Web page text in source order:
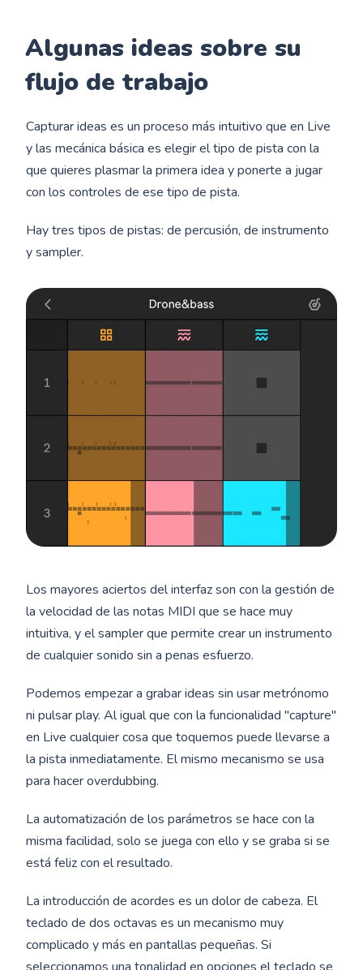
Algunas ideas sobre su
flujo de trabajo
Capturar ideas es un proceso más intuitivo que en Live
y las mecánica básica es elegir el tipo de pista con la
que quieres plasmar la primera idea y ponerte a jugar
con los controles de ese tipo de pista.
Hay tres tipos de pistas: de percusión, de instrumento
y sampler.
Los mayores aciertos del interfaz son con la gestión de
la velocidad de las notas MIDI que se hace muy
intuitiva, y el sampler que permite crear un instrumento
de cualquier sonido sin a penas esfuerzo.
Podemos empezar a grabar ideas sin usar metrónomo
ni pulsar play. Al igual que con la funcionalidad "capture"
en Live cualquier cosa que toquemos puede llevarse a
la pista inmediatamente. El mismo mecanismo se usa
para hacer overdubbing.
La automatización de los parámetros se hace con la
misma facilidad, solo se juega con ello y se graba si se
está feliz con el resultado.
La introducción de acordes es un dolor de cabeza. El
teclado de dos octavas es un mecanismo muy
complicado y más en pantallas pequeñas. Si